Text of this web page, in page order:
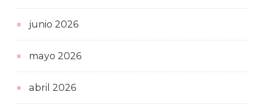
junio 2026
mayo 2026
abril 2026